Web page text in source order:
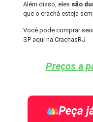
Além disso, eles são
que o crachá esteja
Você pode comprar
SP aqui na CrachasRJ
Preços a
Peça